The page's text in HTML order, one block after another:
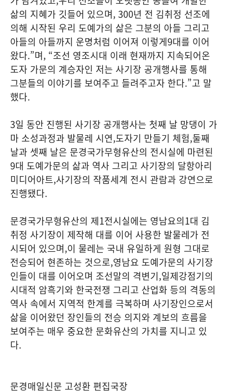
삶의 지혜가 깃들어 있으며, 300년 전 김취정 선조에
의해 시작된 우리 도예가의 삶은 그분의 아들 그리고
아들의 아들까지 운명처럼 이어져 이렇게9대를 이어
왔다.”며, “조선 영조시대 이래 현재까지 지속되어온
도자 가문의 계승자인 저는 사기장 공개행사를 통해
그분들의 이야기를 보여주고 들려주고자 한다.”고 말
했다.
3일 동안 진행된 사기장 공개행사는 첫째 날 망댕이 가
마 소성과정과 발물레 시연,도자기 만들기 체험,둘째
날과 셋째 날은 문경국가무형유산의 전시실에 마련된
9대 도예가문의 삶과 역사 그리고 사기장의 달항아리
미디어아트,사기장의 작품세계 전시 관람과 강연으로
진행됐다.
문경국가무형유산의 제1전시실에는 영남요의1대 김
취정 사기장이 제작해 대를 이어 사용한 발물레가 전
시되어 있으며,이 물레는 국내 유일하게 원형 그대로
전승되어 현존하는 것으로,영남요 도예가문의 사기장
인들이 대를 이어오며 조선말의 격변기,일제강점기의
시대적 암흑기와 한국전쟁 그리고 산업화 등의 격동의
역사 속에서 지역적 한계를 극복하며 사기장인으로서
삶을 이어왔던 장인들의 전승 의지와 계보의 흐름을
보여주는 매우 중요한 문화유산의 가치를 지니고 있
다.
문경매일신문 고성환 편집국장